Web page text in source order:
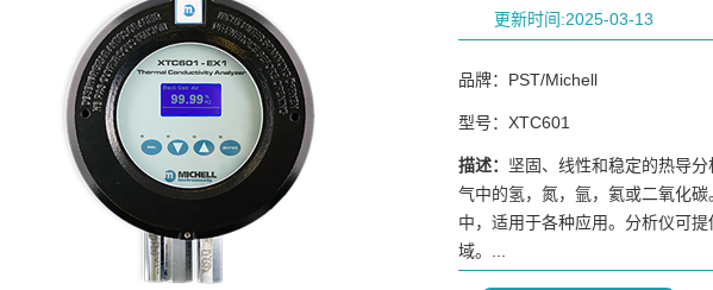
更新时间:2025-03-13
品牌：PST/Michell
型号：XTC601
描述： 坚固、线性和稳定的热导
气中的氢，氮，氩，氦或二氧化
中，适用于各种应用。分析仪可
域。...